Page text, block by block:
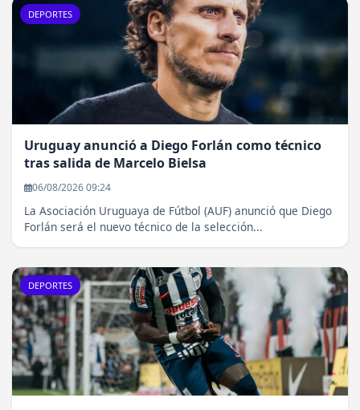
DEPORTES
Uruguay anunció a Diego Forlán como técnico
tras salida de Marcelo Bielsa
06/08/2026 09:24
La Asociación Uruguaya de Fútbol (AUF) anunció que Diego
Forlán será el nuevo técnico de la selección...
DEPORTES